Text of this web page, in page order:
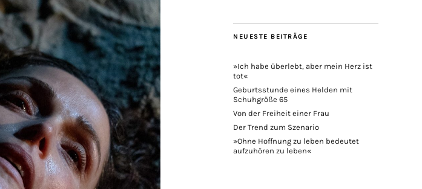
NEUESTE BEITRÄGE
»Ich habe überlebt, aber mein Herz ist
tot«
Geburtsstunde eines Helden mit
Schuhgröße 65
Von der Freiheit einer Frau
Der Trend zum Szenario
»Ohne Hoffnung zu leben bedeutet
aufzuhören zu leben«